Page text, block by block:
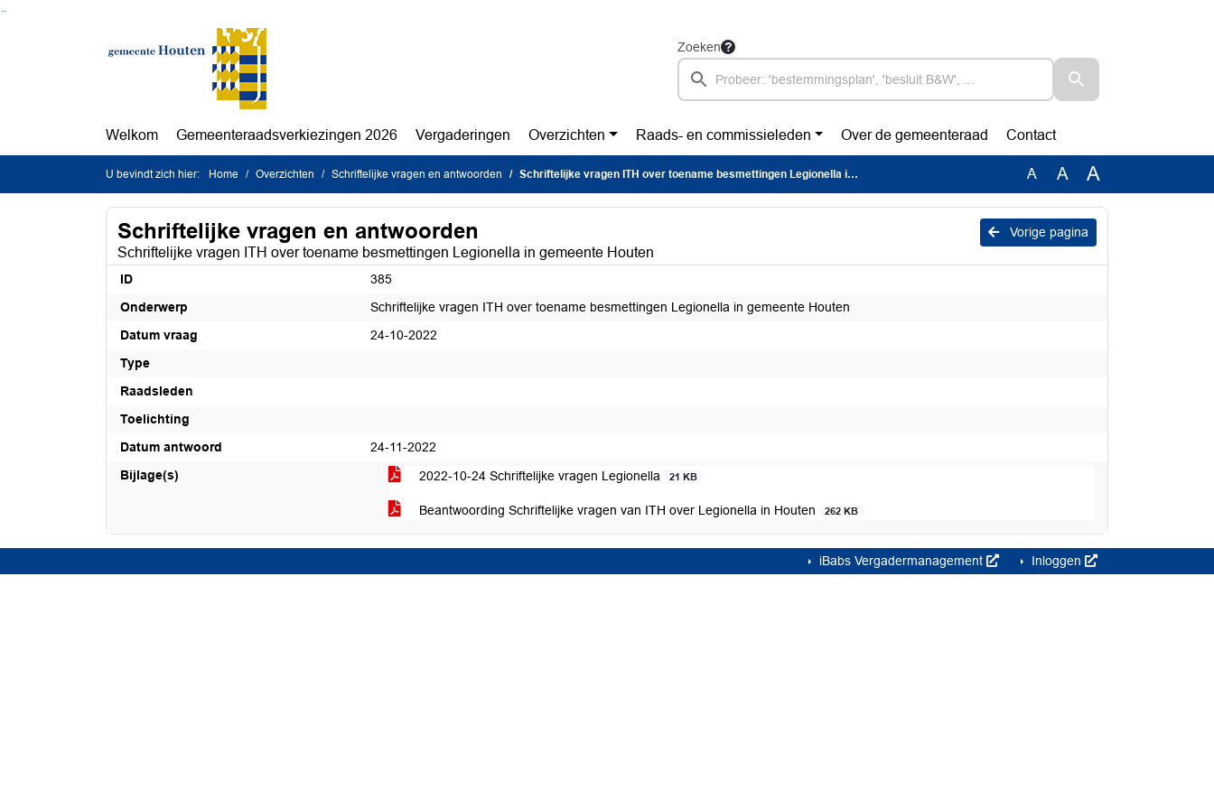
Zoeken
Welkom Gemeenteraadsverkiezingen 2026 Vergaderingen Overzichten Raads- en commissieleden Over de gemeenteraad Contact
U bevindt zich hier: Home Overzichten Schriftelijke vragen en antwoorden Schriftelijke vragen ITH over toename besmettingen Legionella in gemeente Houten A A A
Vorige pagina
Schriftelijke vragen en antwoorden
Schriftelijke vragen ITH over toename besmettingen Legionella in gemeente Houten
ID
385
Onderwerp
Schriftelijke vragen ITH over toename besmettingen Legionella in gemeente Houten
Datum vraag
24-10-2022
Type
Raadsleden
Toelichting
Datum antwoord
24-11-2022
Bijlage(s)
2022-10-24 Schriftelijke vragen Legionella 21 KB
Beantwoording Schriftelijke vragen van ITH over Legionella in Houten 262 KB
iBabs Vergadermanagement Inloggen